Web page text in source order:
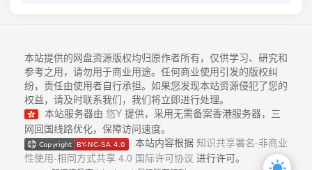
本站提供的网盘资源版权均归原作者所有，仅供学习、研究和
参考之用，请勿用于商业用途。任何商业使用引发的版权纠
纷，责任由使用者自行承担。如果您发现本站资源侵犯了您的
权益，请及时联系我们，我们将立即进行处理。
本站服务器由 悠Y 提供，采用无需备案香港服务器，三
网回国线路优化，保障访问速度。
本站内容根据 知识共享署名-非商业
性使用-相同方式共享 4.0 国际许可协议 进行许可。